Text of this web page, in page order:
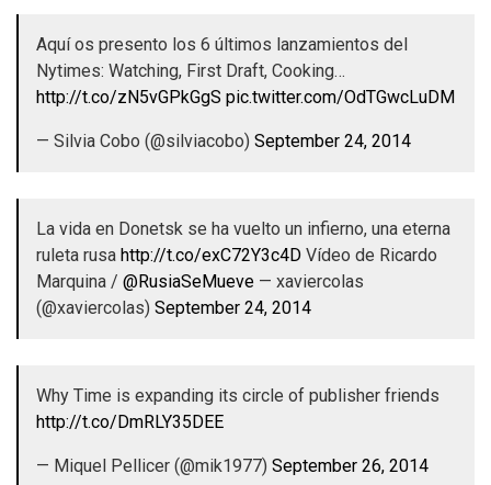
Aquí os presento los 6 últimos lanzamientos del
Nytimes: Watching, First Draft, Cooking…
http://t.co/zN5vGPkGgS pic.twitter.com/OdTGwcLuDM
— Silvia Cobo (@silviacobo) September 24, 2014
La vida en Donetsk se ha vuelto un infierno, una eterna
ruleta rusa http://t.co/exC72Y3c4D Vídeo de Ricardo
Marquina / @RusiaSeMueve — xaviercolas
(@xaviercolas) September 24, 2014
Why Time is expanding its circle of publisher friends
http://t.co/DmRLY35DEE
— Miquel Pellicer (@mik1977) September 26, 2014